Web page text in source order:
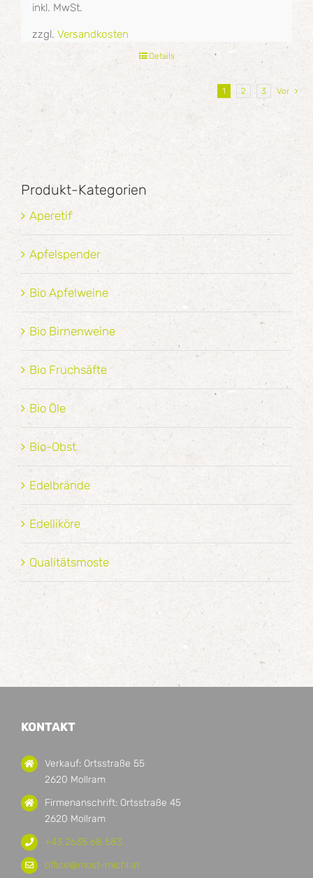
inkl. MwSt.
zzgl. Versandkosten
Details
1 2 3 Vor
Produkt-Kategorien
Aperetif
Apfelspender
Bio Apfelweine
Bio Birnenweine
Bio Fruchsäfte
Bio Öle
Bio-Obst
Edelbrände
Edelliköre
Qualitätsmoste
KONTAKT
Verkauf: Ortsstraße 55
2620 Mollram
Firmenanschrift: Ortsstraße 45
2620 Mollram
+43 2635 68 583
office@most-michl.at